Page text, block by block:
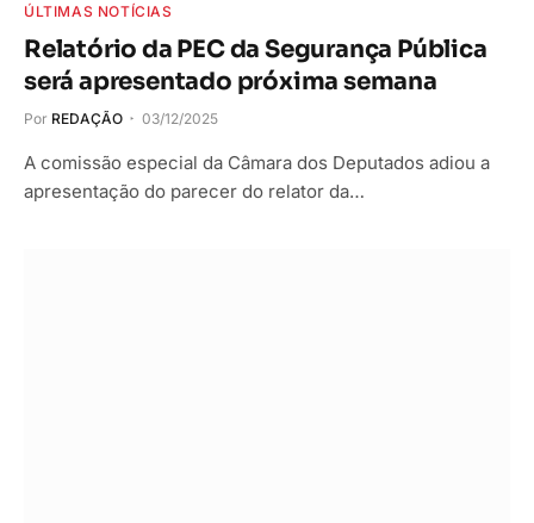
ÚLTIMAS NOTÍCIAS
Relatório da PEC da Segurança Pública
será apresentado próxima semana
Por REDAÇÃO 03/12/2025
A comissão especial da Câmara dos Deputados adiou a
apresentação do parecer do relator da…